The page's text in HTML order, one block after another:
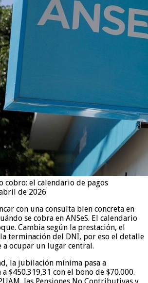
cobro: el calendario de pagos
de 2026
con una consulta bien concreta en
se cobra en ANSeS. El calendario
Cambia según la prestación, el
terminación del DNI, por eso el detalle
a ocupar un lugar central.
la jubilación mínima pasa a
$450.319,31 con el bono de $70.000.
las Pensiones No Contributivas y